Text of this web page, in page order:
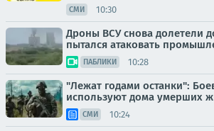
СМИ 10:30
Дроны ВСУ снова долетели
пытался атаковать
ПАБЛИКИ 10:28
"Лежат годами останки":
используют дома умерших
СМИ 10:24